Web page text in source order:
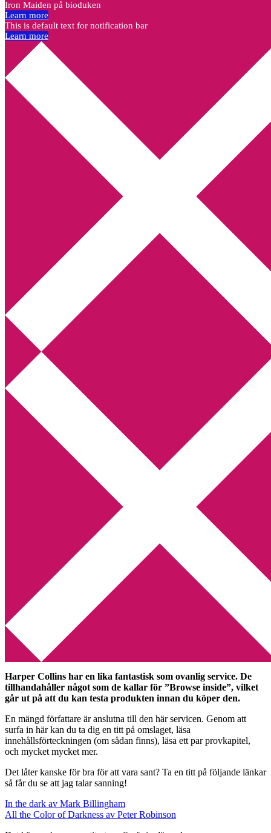
Annikas litteratur- och kulturblogg
Deckare, kriminalromaner, thrillers
Hem
Boktolva
Författarfemman
Kontakt
Webbshop Amazon
Utskriftscentralen
Min tv-blogg
You are here:Home Tips: ”Bläddra i böckerna på nätet”
Tips: ”Bläddra i böckerna på
nätet”
2009-08-18by
Harper Collins har en lika fantastisk som ovanlig service. De
tillhandahåller något som de kallar för ”Browse inside”, vilket
går ut på att du kan testa produkten innan du köper den.
En mängd författare är anslutna till den här servicen. Genom att
surfa in här kan du ta dig en titt på omslaget, läsa
innehållsförteckningen (om sådan finns), läsa ett par provkapitel,
och mycket mycket mer.
Det låter kanske för bra för att vara sant? Ta en titt på följande länkar
så får du se att jag talar sanning!
In the dark av Mark Billingham
All the Color of Darkness av Peter Robinson
Iron Maiden på bioduken
Learn more
This is default text for notification bar
Learn more